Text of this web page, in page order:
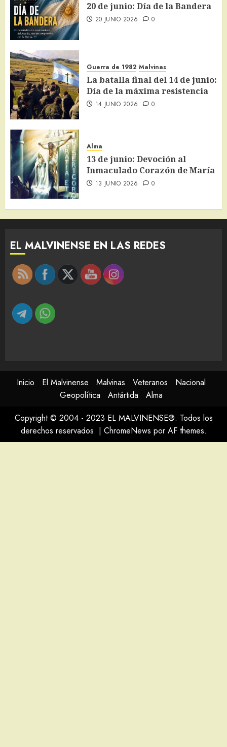
20 de junio: Día de la Bandera
20 JUNIO 2026 0
Guerra de 1982 Malvinas
La batalla final del 14 de junio:
Día de la máxima resistencia
14 JUNIO 2026 0
Alma
13 de junio: Devoción al
Inmaculado Corazón de María
13 JUNIO 2026 0
EL MALVINENSE EN LAS REDES
Inicio El Malvinense Malvinas Veteranos
Nacional
Geopolítica
Antártida
Alma
Copyright © 2004 - 2023 EL MALVINENSE®. Todos los
derechos reservados. | ChromeNews por AF themes.